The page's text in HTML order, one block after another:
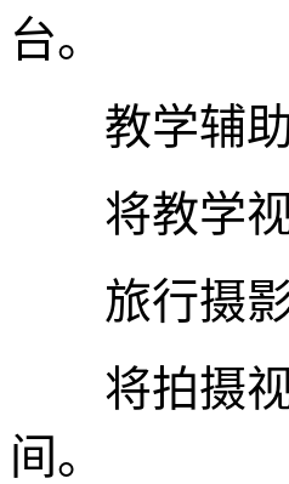
台。
教学辅
将教学视
旅行摄
将拍摄视
间。